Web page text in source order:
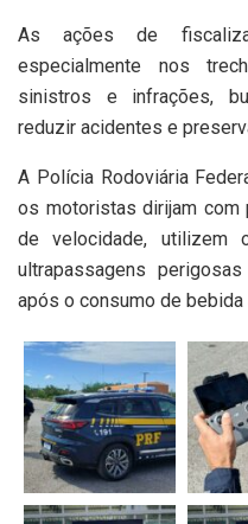
As ações de
especialmente nos
sinistros e infrações,
reduzir acidentes e
A Polícia Rodoviária
os motoristas dirijam com
de velocidade, utilizem
ultrapassagens
após o consumo de bebida